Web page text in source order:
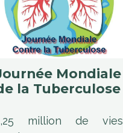
Mondiale
la Tuberculose
million de vies